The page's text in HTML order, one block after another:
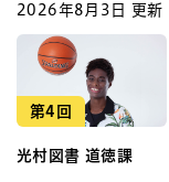
2026年8月3日 更新
第4回
光村図書 道徳課